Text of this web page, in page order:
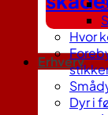
Erhverv
Hvor
Dyr i